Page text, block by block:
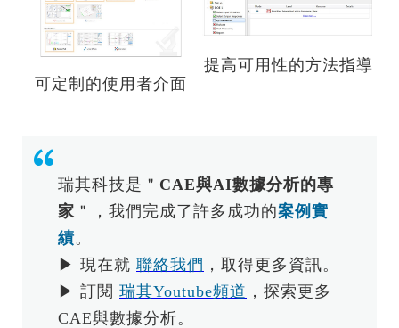
可定制的使用者介面
提高可用性的方法指導
瑞其科技是＂ CAE與AI數據分析的專
家 ＂，我們完成了許多成功的案例實
績。
▶ 現在就 聯絡我們 ，取得更多資訊。
▶ 訂閱 瑞其Youtube頻道 ，探索更多
CAE與數據分析。